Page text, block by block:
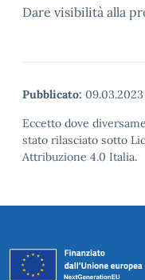
Dare visibilità alla
Pubblicato: 09.03.2023
Eccetto dove
stato rilasciato sotto
Attribuzione 4.0 Italia.